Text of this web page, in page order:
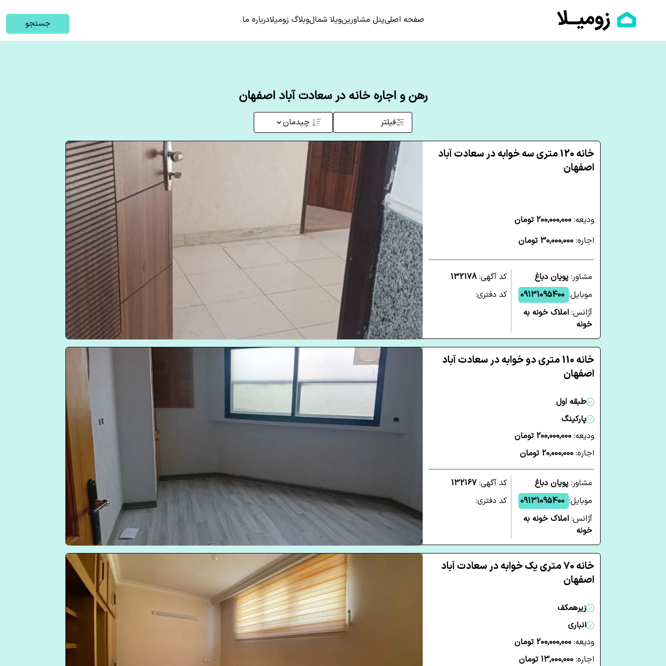
صفحه اصلیپنل مشاورینویلا شمالوبلاگ زومیلادرباره ما جستجو
رهن و اجاره خانه در سعادت آباد اصفهان
فیلتر چیدمان
خانه 120 متری سه خوابه در سعادت آباد
اصفهان
ودیعه: 200,000,000 تومان
اجاره: 30,000,000 تومان
مشاور: پویان دباغ
موبایل: 09131095400
آژانس: املاک خونه به
خونه
کد آگهی: 132178
کد دفتری:
خانه 110 متری دو خوابه در سعادت آباد
اصفهان
طبقه اول
پارکینگ
ودیعه: 200,000,000 تومان
اجاره: 20,000,000 تومان
مشاور: پویان دباغ
موبایل: 09131095400
آژانس: املاک خونه به
خونه
کد آگهی: 132167
کد دفتری:
خانه 70 متری یک خوابه در سعادت آباد
اصفهان
زیرهمکف
انباری
ودیعه: 200,000,000 تومان
اجاره: 13,000,000 تومان